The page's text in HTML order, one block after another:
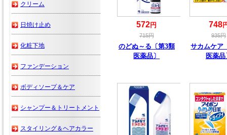
572円
715円
のどぬ～る〔第3類
医薬品〕
748
935円
サカムケア
医薬品
クリーム
日焼け止め
化粧下地
ファンデーション
ボディソープ＆ケア
シャンプー＆トリートメント
スタイリング＆ヘアカラー